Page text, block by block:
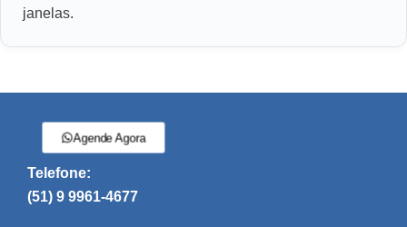
janelas.
Agende Agora
Telefone:
(51) 9 9961-4677